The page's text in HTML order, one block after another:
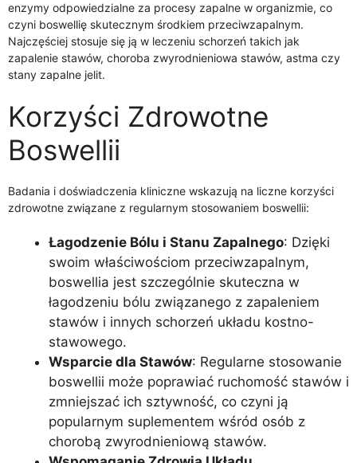
enzymy odpowiedzialne za procesy zapalne w organizmie, co
czyni boswellię skutecznym środkiem przeciwzapalnym.
Najczęściej stosuje się ją w leczeniu schorzeń takich jak
zapalenie stawów, choroba zwyrodnieniowa stawów, astma czy
stany zapalne jelit.
Korzyści Zdrowotne
Boswellii
Badania i doświadczenia kliniczne wskazują na liczne korzyści
zdrowotne związane z regularnym stosowaniem boswellii:
Łagodzenie Bólu i Stanu Zapalnego: Dzięki
swoim właściwościom przeciwzapalnym,
boswellia jest szczególnie skuteczna w
łagodzeniu bólu związanego z zapaleniem
stawów i innych schorzeń układu kostno-
stawowego.
Wsparcie dla Stawów: Regularne stosowanie
boswellii może poprawiać ruchomość stawów i
zmniejszać ich sztywność, co czyni ją
popularnym suplementem wśród osób z
chorobą zwyrodnieniową stawów.